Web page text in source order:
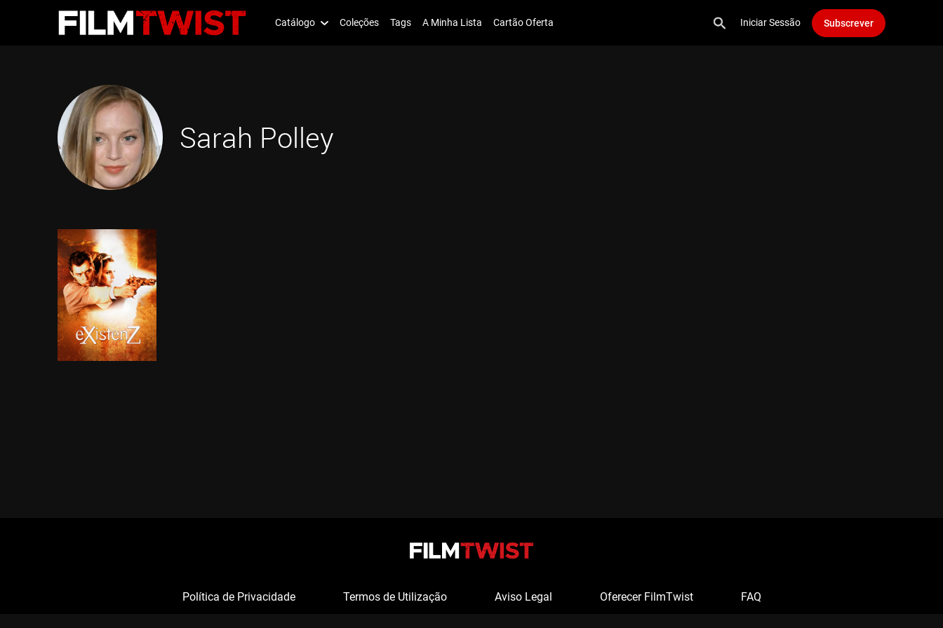
Catálogo Coleções Tags A Minha Lista Cartão Oferta Iniciar Sessão Subscrever
Sarah Polley
Política de Privacidade Termos de Utilização Aviso Legal Oferecer FilmTwist FAQ